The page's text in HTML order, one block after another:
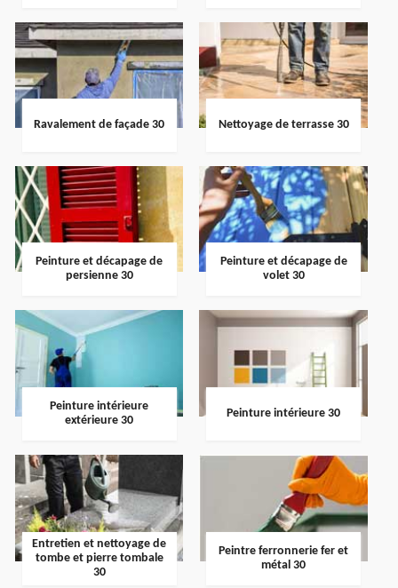
Ravalement de façade 30 Nettoyage de terrasse 30
Peinture et décapage de
persienne 30
Peinture et décapage de
volet 30
Peinture intérieure
extérieure 30
Peinture intérieure 30
Entretien et nettoyage de
tombe et pierre tombale
30
Peintre ferronnerie fer et
métal 30